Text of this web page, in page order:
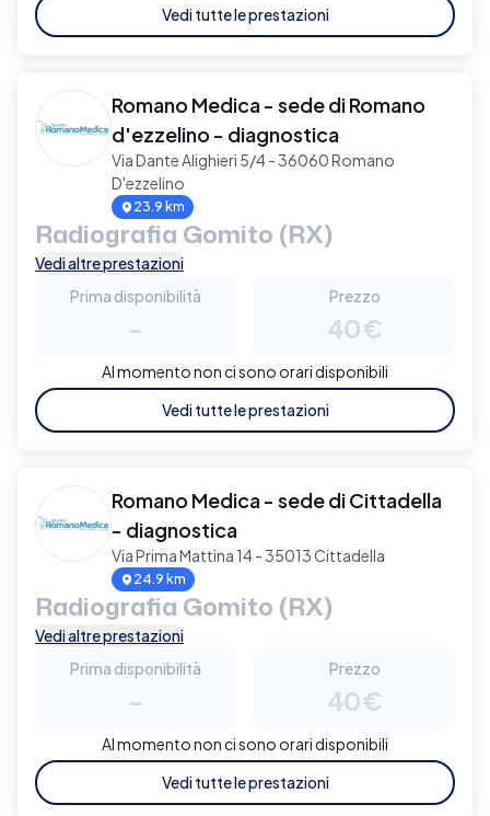
Vedi tutte le prestazioni
Romano Medica - sede di Romano
d'ezzelino - diagnostica
Via Dante Alighieri 5/4 - 36060 Romano
D'ezzelino
23.9 km
Radiografia Gomito (RX)
Vedi altre prestazioni
Prima disponibilità
-
Prezzo
40€
Al momento non ci sono orari disponibili
Vedi tutte le prestazioni
Romano Medica - sede di Cittadella
- diagnostica
Via Prima Mattina 14 - 35013 Cittadella
24.9 km
Radiografia Gomito (RX)
Vedi altre prestazioni
Prima disponibilità
-
Prezzo
40€
Al momento non ci sono orari disponibili
Vedi tutte le prestazioni